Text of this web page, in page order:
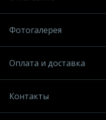
Фотогалерея
Оплата и доставка
Контакты